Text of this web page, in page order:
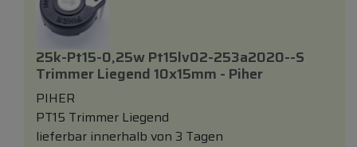
25k-Pt15-0,25w Pt15lv02-253a2020--s
Trimmer Liegend 10x15mm - Piher
PIHER
PT15 Trimmer Liegend
lieferbar innerhalb von 3 Tagen